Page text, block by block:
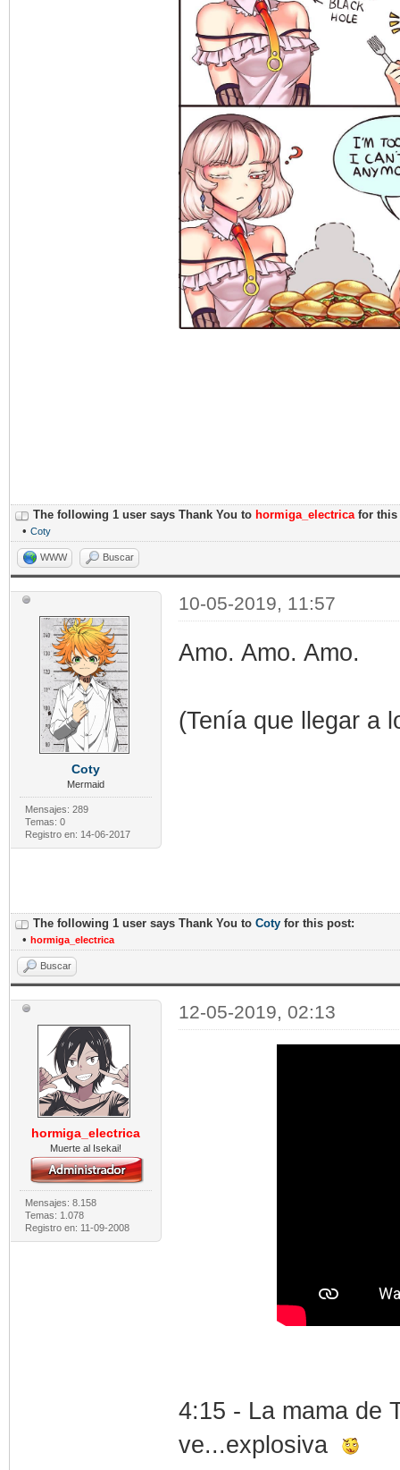
The following 1 user says Thank You to hormiga_electrica for this
• Coty
WWW Buscar
Coty
Mermaid
Mensajes: 289
Temas: 0
Registro en: 14-06-2017
10-05-2019, 11:57
Amo. Amo. Amo.
(Tenía que llegar a
The following 1 user says Thank You to Coty for this post:
• hormiga_electrica
Buscar
hormiga_electrica
Muerte al Isekai!
Mensajes: 8.158
Temas: 1.078
Registro en: 11-09-2008
12-05-2019, 02:13
4:15 - La mama de
ve...explosiva